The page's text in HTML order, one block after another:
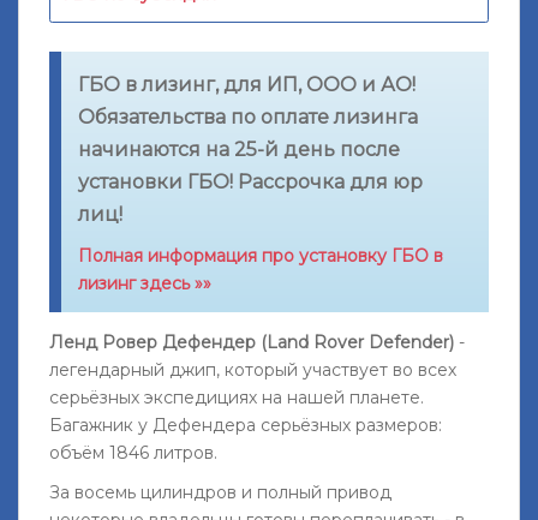
ГБО в лизинг, для ИП, ООО и АО!
Обязательства по оплате лизинга
начинаются на 25-й день после
установки ГБО! Рассрочка для юр
лиц!
Полная информация про установку ГБО в
лизинг здесь »»
Ленд Ровер Дефендер (Land Rover Defender) -
легендарный джип, который участвует во всех
серьёзных экспедициях на нашей планете.
Багажник у Дефендера серьёзных размеров:
объём 1846 литров.
За восемь цилиндров и полный привод